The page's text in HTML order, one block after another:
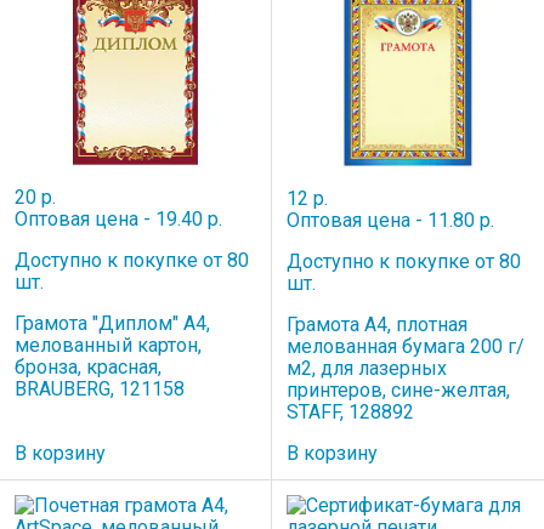
20 р.
Оптовая цена - 19.40 р.
Доступно к покупке от 80
шт.
Грамота "Диплом" А4,
мелованный картон,
бронза, красная,
BRAUBERG, 121158
В корзину
12 р.
Оптовая цена - 11.80 р.
Доступно к покупке от 80
шт.
Грамота А4, плотная
мелованная бумага 200 г/
м2, для лазерных
принтеров, сине-желтая,
STAFF, 128892
В корзину